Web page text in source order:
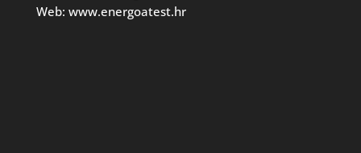
Web: www.energoatest.hr